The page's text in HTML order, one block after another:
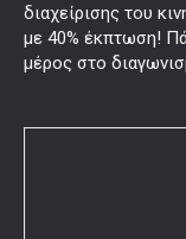
διαχείρισης του
με 40% έκπτωση!
μέρος στο